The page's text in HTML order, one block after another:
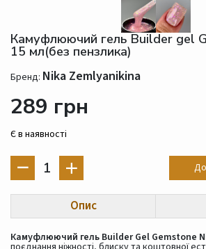
Камуфлюючий гель Builder gel
15 мл(без пензлика)
Бренд: Nika Zemlyanikina
289 грн
Є в наявності
1
Опис
Камуфлюючий гель Builder Gel Gemstone